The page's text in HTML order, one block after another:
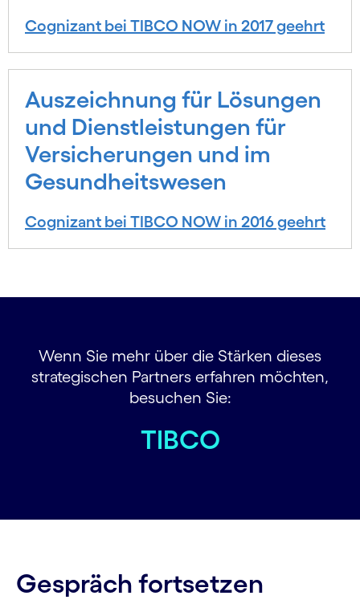
Cognizant bei TIBCO NOW in 2017 geehrt
Auszeichnung für Lösungen
und Dienstleistungen für
Versicherungen und im
Gesundheitswesen
Cognizant bei TIBCO NOW in 2016 geehrt
Wenn Sie mehr über die Stärken dieses
strategischen Partners erfahren möchten,
besuchen Sie:
TIBCO
Gespräch fortsetzen